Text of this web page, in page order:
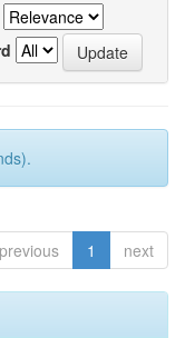
previous 1 next